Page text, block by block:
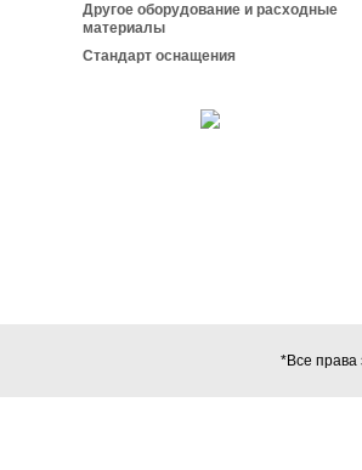
Другое оборудование и расходные
материалы
Стандарт оснащения
*Все права